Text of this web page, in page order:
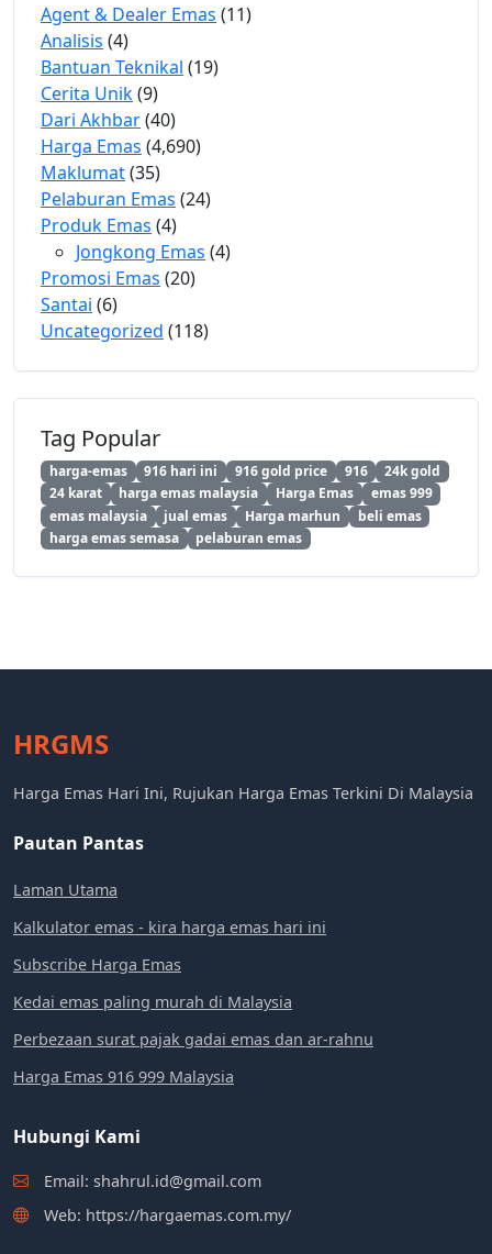
Agent & Dealer Emas (11)
Analisis (4)
Bantuan Teknikal (19)
Cerita Unik(9)
Dari Akhbar(40)
Harga Emas (4,690)
Maklumat(35)
Pelaburan Emas (24)
Produk Emas (4)
Jongkong Emas (4)
Promosi Emas (20)
Santai (6)
Uncategorized (118)
Tag Popular
harga-emas 916 hari ini 916 gold price 916
24k gold
24 karat
harga emas malaysia Harga Emas
emas 999
emas malaysia
jual emas Harga marhun
beli emas
harga emas semasa
pelaburan emas
HRGMS
Harga Emas Hari Ini, Rujukan Harga Emas Terkini Di Malaysia
Pautan Pantas
Laman Utama
Kalkulator emas - kira harga emas hari ini
Subscribe Harga Emas
Kedai emas paling murah di Malaysia
Perbezaan surat pajak gadai emas dan ar-rahnu
Harga Emas 916 999 Malaysia
Hubungi Kami
Email: shahrul.id@gmail.com
Web: https://hargaemas.com.my/